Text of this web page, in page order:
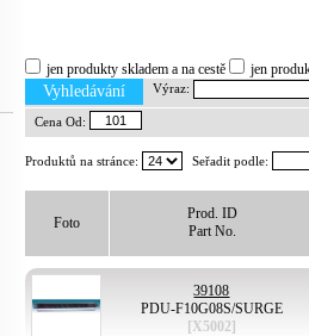
jen produkty skladem a na cestě jen
Vyhledávání Výraz:
Cena Od:
Produktů na stránce: Seřadit podle:
Foto
Prod. ID
Part No.
39108
PDU-F10G08S/SURGE
[X5002]